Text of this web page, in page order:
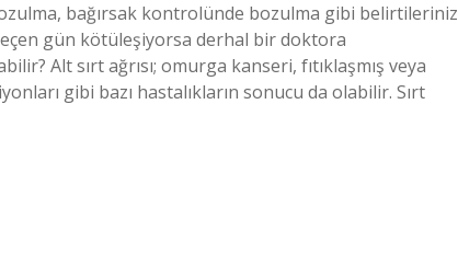
bağırsak kontrolünde bozulma gibi belirtileriniz
gün kötüleşiyorsa derhal bir doktora
Alt sırt ağrısı; omurga kanseri, fıtıklaşmış veya
gibi bazı hastalıkların sonucu da olabilir. Sırt